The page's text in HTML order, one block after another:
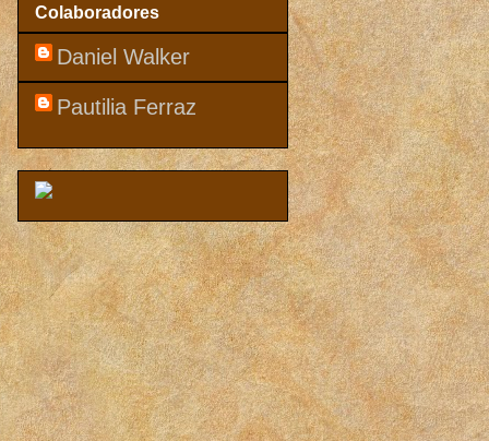
Colaboradores
Daniel Walker
Pautilia Ferraz